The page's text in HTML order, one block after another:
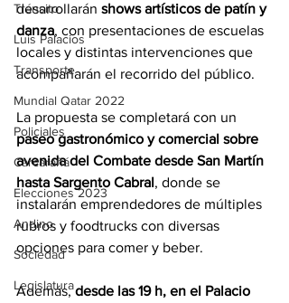
Tránsito
Luis Palacios
Transporte
Mundial Qatar 2022
Policiales
Carcarañá
Elecciones 2023
Andino
Sociedad
Legislatura
desarrollarán shows artísticos de patín y
danza, con presentaciones de escuelas
locales y distintas intervenciones que
acompañarán el recorrido del público.
La propuesta se completará con un
paseo gastronómico y comercial sobre
avenida del Combate desde San Martín
hasta Sargento Cabral, donde se
instalarán emprendedores de múltiples
rubros y foodtrucks con diversas
opciones para comer y beber.
Además, desde las 19 h, en el Palacio